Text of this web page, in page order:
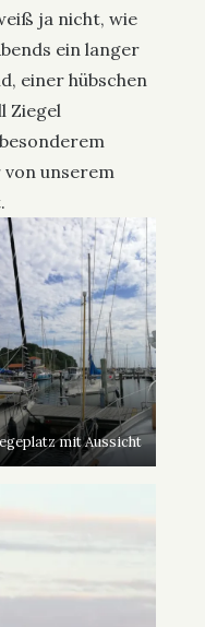
ja nicht, wie
ein langer
einer hübschen
Ziegel
von unserem
mit Aussicht